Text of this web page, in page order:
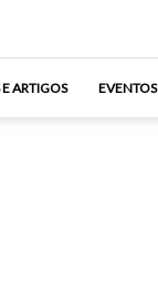
ARTIGOS EVENTOS